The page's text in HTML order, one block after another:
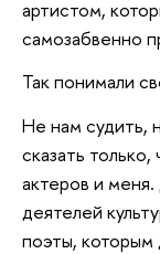
артистом,
самозабвенно
Так понимали
Не нам судить,
сказать
актеров и
деятелей
поэты, которым